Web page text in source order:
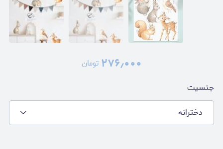
۲۷۶٫۰۰۰ تومان
جنسیت
دخترانه